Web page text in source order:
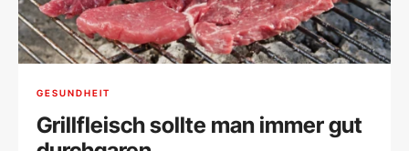
GESUNDHEIT
Grillfleisch sollte man immer gut